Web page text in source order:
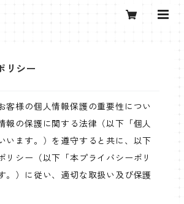
リシー
客様の個人情報保護の重要性につい
報の保護に関する法律（以下「個人
います。）を遵守すると共に、以下
リシー（以下「本プライバシーポリ
。）に従い、適切な取扱い及び保護